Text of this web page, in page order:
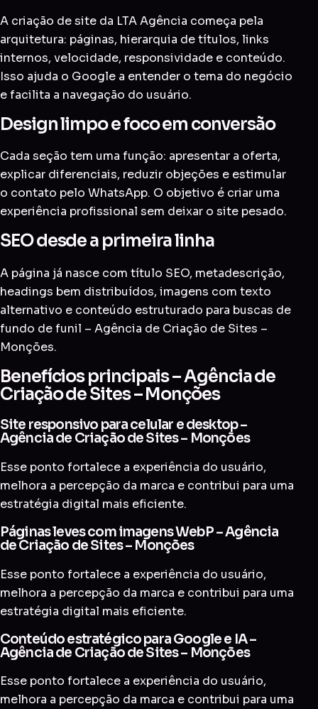
A criação de site da LTA Agência começa pela
arquitetura: páginas, hierarquia de títulos, links
internos, velocidade, responsividade e conteúdo.
Isso ajuda o Google a entender o tema do negócio
e facilita a navegação do usuário.
Design limpo e foco em conversão
Cada seção tem uma função: apresentar a oferta,
explicar diferenciais, reduzir objeções e estimular
o contato pelo WhatsApp. O objetivo é criar uma
experiência profissional sem deixar o site pesado.
SEO desde a primeira linha
A página já nasce com título SEO, metadescrição,
headings bem distribuídos, imagens com texto
alternativo e conteúdo estruturado para buscas de
fundo de funil – Agência de Criação de Sites –
Monções.
Benefícios principais – Agência de
Criação de Sites – Monções
Site responsivo para celular e desktop –
Agência de Criação de Sites – Monções
Esse ponto fortalece a experiência do usuário,
melhora a percepção da marca e contribui para uma
estratégia digital mais eficiente.
Páginas leves com imagens WebP – Agência
de Criação de Sites – Monções
Esse ponto fortalece a experiência do usuário,
melhora a percepção da marca e contribui para uma
estratégia digital mais eficiente.
Conteúdo estratégico para Google e IA –
Agência de Criação de Sites – Monções
Esse ponto fortalece a experiência do usuário,
melhora a percepção da marca e contribui para uma